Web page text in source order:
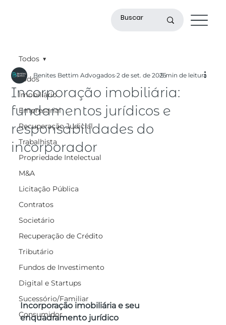
Todos
Imobiliário
Empresarial
Recuperação Judicial
Trabalhista
Propriedade Intelectual
M&A
Licitação Pública
Contratos
Societário
Recuperação de Crédito
Tributário
Fundos de Investimento
Digital e Startups
Sucessório/Familiar
Consumidor
Todos
Incorporação imobiliária:
fundamentos jurídicos e
responsabilidades do
incorporador
Benites Bettim Advogados 2 de set. de 20255 min de leitura
Incorporação imobiliária e seu
enquadramento jurídico